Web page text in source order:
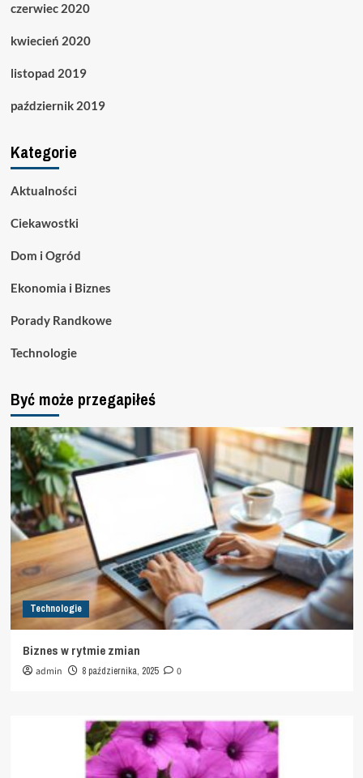
czerwiec 2020
kwiecień 2020
listopad 2019
październik 2019
Kategorie
Aktualności
Ciekawostki
Dom i Ogród
Ekonomia i Biznes
Porady Randkowe
Technologie
Być może przegapiłeś
Technologie
Biznes w rytmie zmian
admin 8 października, 2025 0